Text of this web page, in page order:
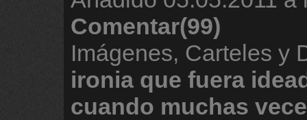
Comentar(99)
Imágenes, Carteles y
ironia que fuera
cuando muchas